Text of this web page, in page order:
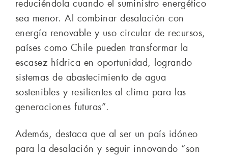
reduciéndola cuando el suministro energético
sea menor. Al combinar desalación con
energía renovable y uso circular de recursos,
países como Chile pueden transformar la
escasez hídrica en oportunidad, logrando
sistemas de abastecimiento de agua
sostenibles y resilientes al clima para las
generaciones futuras”.
Además, destaca que al ser un país idóneo
para la desalación y seguir innovando “son